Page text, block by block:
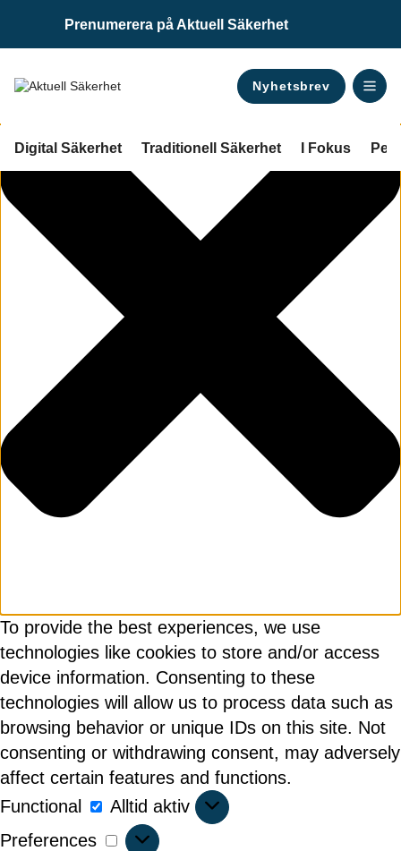
To provide the best experiences, we use
technologies like cookies to store and/or access
device information. Consenting to these
technologies will allow us to process data such as
browsing behavior or unique IDs on this site. Not
consenting or withdrawing consent, may adversely
affect certain features and functions.
Functional
Functional
Alltid aktiv
Preferences
Preferences
Prenumerera på Aktuell Säkerhet
Nyhetsbrev
Digital Säkerhet Traditionell Säkerhet I Fokus